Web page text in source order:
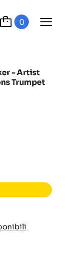
0
- Artist
Trumpet